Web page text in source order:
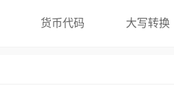
货币代码 大写转换